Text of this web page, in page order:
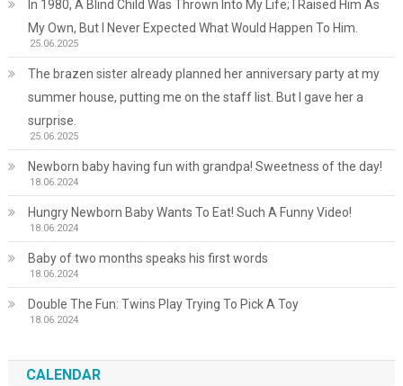
In 1980, A Blind Child Was Thrown Into My Life; I Raised Him As
My Own, But I Never Expected What Would Happen To Him.
25.06.2025
The brazen sister already planned her anniversary party at my
summer house, putting me on the staff list. But I gave her a
surprise.
25.06.2025
Newborn baby having fun with grandpa! Sweetness of the day!
18.06.2024
Hungry Newborn Baby Wants To Eat! Such A Funny Video!
18.06.2024
Baby of two months speaks his first words
18.06.2024
Double The Fun: Twins Play Trying To Pick A Toy
18.06.2024
CALENDAR